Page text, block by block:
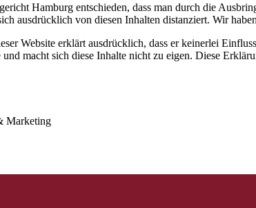
Hamburg entschieden, dass man durch die
ausdrücklich von diesen Inhalten distanziert. Wir
Website erklärt ausdrücklich, dass er keinerlei
macht sich diese Inhalte nicht zu eigen. Diese
Marketing